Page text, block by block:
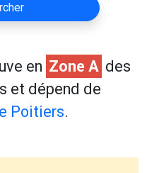
en Zone A des
et dépend de
Poitiers.